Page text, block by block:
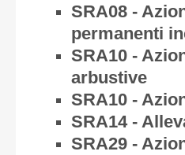
SRA08 -
permanenti
SRA10 -
arbustive
SRA10 -
SRA14 -
SRA29 -